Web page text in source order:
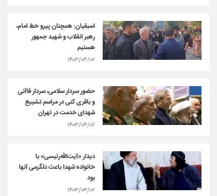
اسبقیان: همچنان پیرو خط امام،
رهبر انقلاب و شهید جمهور
هستیم
۱۴۰۳/۰۳/۰۲
حضور سردار سلامی، سردار قاآنی
و باقری کنی در مراسم تشییع
شهدای خدمت در تهران
۱۴۰۳/۰۳/۰۲
دیدار «آیت‌الله‌رئیسی» با
خانواده شهدا باعث دلگرمی آنها
بود
۱۴۰۳/۰۳/۰۲